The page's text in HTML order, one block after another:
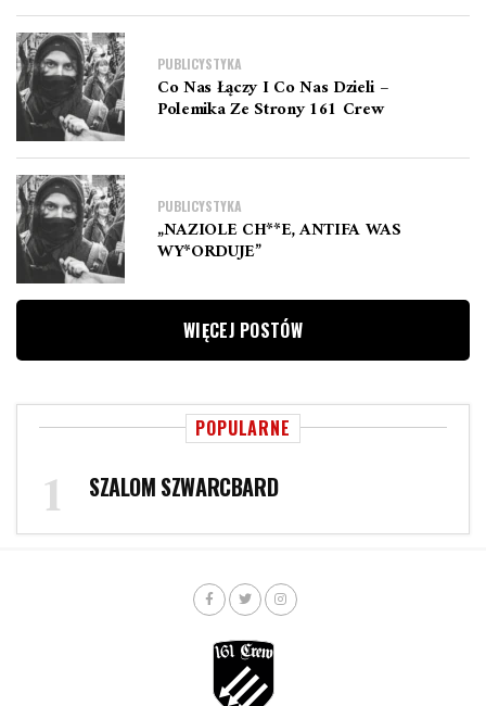
PUBLICYSTYKA
Co Nas Łączy I Co Nas Dzieli –
Polemika Ze Strony 161 Crew
PUBLICYSTYKA
„NAZIOLE CH**E, ANTIFA WAS
WY*ORDUJE”
WIĘCEJ POSTÓW
POPULARNE
SZALOM SZWARCBARD